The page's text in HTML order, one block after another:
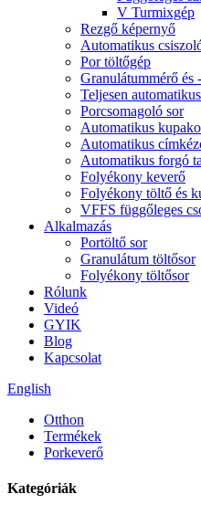
V Turmixgép
Rezgő képernyő
Automatikus
Por töltőgép
Granulátummérő és
Teljesen
Porcsomagoló sor
Automatikus
Automatikus
Automatikus forgó
Folyékony keverő
Folyékony töltő és
VFFS függőleges
Alkalmazás
Portöltő sor
Granulátum töltősor
Folyékony töltősor
Rólunk
Videó
GYIK
Blog
Kapcsolat
English
Otthon
Termékek
Porkeverő
Kategóriák